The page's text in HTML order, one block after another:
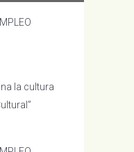
la cultura